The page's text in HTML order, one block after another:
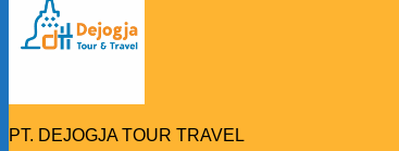
PT. DEJOGJA TOUR TRAVEL